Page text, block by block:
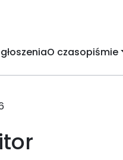
O czasopiśmie